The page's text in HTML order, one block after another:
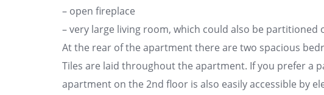
– open fireplace
– very large living room, which could also be
At the rear of the apartment there are two spacious
Tiles are laid throughout the apartment. If you prefer a
apartment on the 2nd floor is also easily accessible by